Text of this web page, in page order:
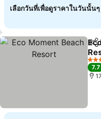
เลือกวันที่เพื่อดูราคาในวันนั้นๆ
แชร์
4 ดา
7.7